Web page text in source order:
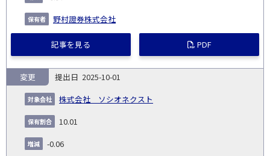
野村證券株式会社
記事を見る PDF
2025-10-01
株式会社 ソシオネクスト
変更
10.01
-0.06